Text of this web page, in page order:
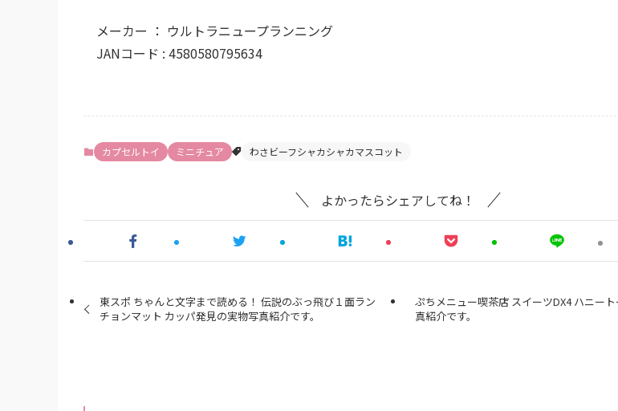
メーカー ： ウルトラニュープランニング
JANコード : 4580580795634
カプセルトイ ミニチュア わさビーフシャカシャカマスコット
よかったらシェアしてね！
東スポ ちゃんと文字まで読める！ 伝説のぶっ飛び１面ラン
チョンマット カッパ発見の実物写真紹介です。
ぷちメニュー喫茶店 スイーツDX4 ハニー
真紹介です。